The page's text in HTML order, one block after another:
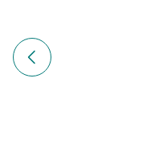
Navigation
de
Article précédent Chat